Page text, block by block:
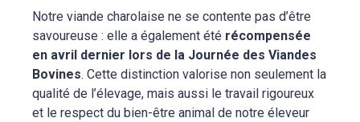
Notre viande charolaise ne se contente pas d’être
savoureuse : elle a également été récompensée
en avril dernier lors de la Journée des Viandes
Bovines. Cette distinction valorise non seulement la
qualité de l’élevage, mais aussi le travail rigoureux
et le respect du bien-être animal de notre éleveur